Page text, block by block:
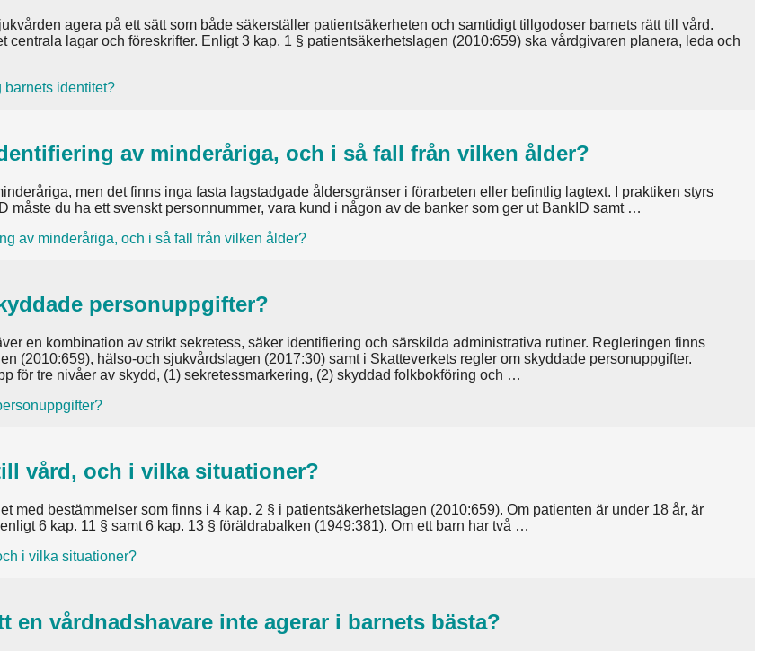
agera på ett sätt som både säkerställer patientsäkerheten och samtidigt tillgodoser barnets rätt till vård.
lagar och föreskrifter. Enligt 3 kap. 1 § patientsäkerhetslagen (2010:659) ska vårdgivaren planera, leda och
barnets identitet?
av minderåriga, och i så fall från vilken ålder?
men det finns inga fasta lagstadgade åldersgränser i förarbeten eller befintlig lagtext. I praktiken styrs
du ha ett svenskt personnummer, vara kund i någon av de banker som ger ut BankID samt …
av minderåriga, och i så fall från vilken ålder?
personuppgifter?
en kombination av strikt sekretess, säker identifiering och särskilda administrativa rutiner. Regleringen finns
(2010:659), hälso-och sjukvårdslagen (2017:30) samt i Skatteverkets regler om skyddade personuppgifter.
för tre nivåer av skydd, (1) sekretessmarkering, (2) skyddad folkbokföring och …
vård, och i vilka situationer?
med bestämmelser som finns i 4 kap. 2 § i patientsäkerhetslagen (2010:659). Om patienten är under 18 år, är
6 kap. 11 § samt 6 kap. 13 § föräldrabalken (1949:381). Om ett barn har två …
i vilka situationer?
en vårdnadshavare inte agerar i barnets bästa?